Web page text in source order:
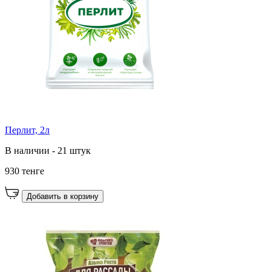
Перлит, 2л
В наличии - 21 штук
930 тенге
Добавить в корзину